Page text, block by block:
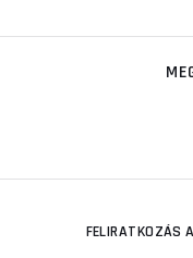
FELIRATKOZÁS